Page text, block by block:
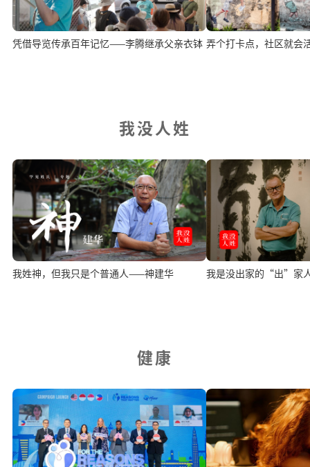
凭借导览传承百年记忆——李腾继承父亲衣钵 弄个打卡点，社区就会
我没人姓
我姓神，但我只是个普通人——神建华 我是没出家的“出”家
健康